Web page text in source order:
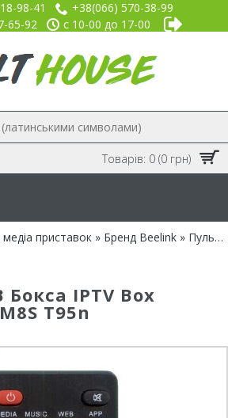
98-41
+38(066) 570-38-99
65-92
с 10-00 до 17-00
Товарів: 0 (0 грн)
приставок » Бренд Beelink » Пульт IPTV Box Beelink Mini M8S T95n
IPTV Box
T95n